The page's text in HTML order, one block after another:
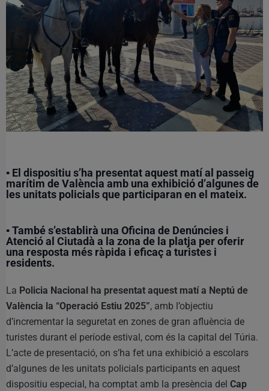
▪ El dispositiu s’ha presentat aquest matí al passeig
marítim de València amb una exhibició d’algunes de
les unitats policials que participaran en el mateix.
▪ També s’establirà una Oficina de Denúncies i
Atenció al Ciutadà a la zona de la platja per oferir
una resposta més ràpida i eficaç a turistes i
residents.
La Policia Nacional ha presentat aquest matí a Neptú de
València la “Operació Estiu 2025”, amb l’objectiu
d’incrementar la seguretat en zones de gran afluència de
turistes durant el període estival, com és la capital del Túria.
L’acte de presentació, on s’ha fet una exhibició a escolars
d’algunes de les unitats policials participants en aquest
dispositiu especial, ha comptat amb la presència del Cap